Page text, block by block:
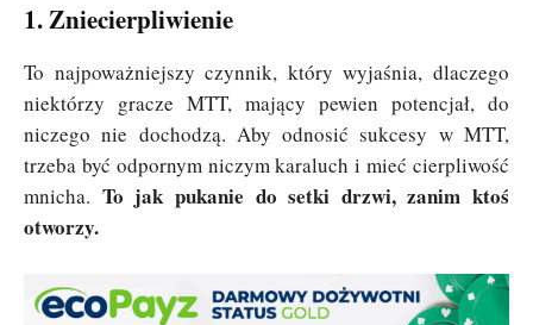
1. Zniecierpliwienie
To najpoważniejszy czynnik, który wyjaśnia, dlaczego
niektórzy gracze MTT, mający pewien potencjał, do
niczego nie dochodzą. Aby odnosić sukcesy w MTT,
trzeba być odpornym niczym karaluch i mieć cierpliwość
mnicha. To jak pukanie do setki drzwi, zanim ktoś
otworzy.